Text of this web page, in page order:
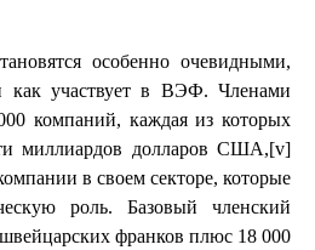
особенно очевидными,
как участвует в ВЭФ. Членами
компаний, каждая из которых
миллиардов долларов США,[v]
в своем секторе, которые
роль. Базовый членский
швейцарских франков плюс 18 000